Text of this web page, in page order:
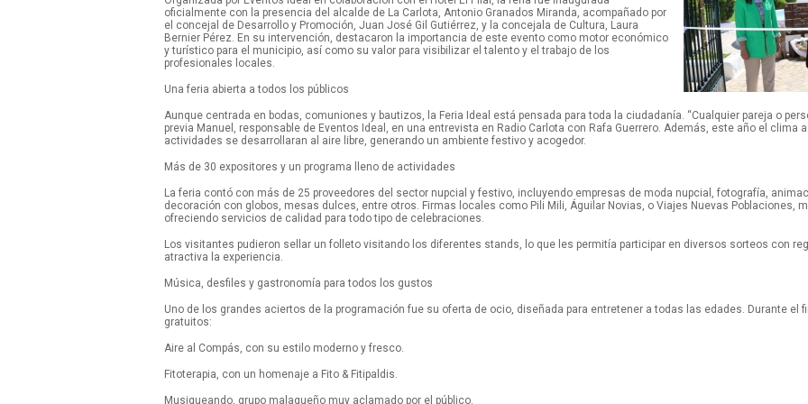
oficialmente con la presencia del alcalde de La Carlota, Antonio Granados Miranda, acompañado por
el concejal de Desarrollo y Promoción, Juan José Gil Gutiérrez, y la concejala de Cultura, Laura
Bernier Pérez. En su intervención, destacaron la importancia de este evento como motor económico
y turístico para el municipio, así como su valor para visibilizar el talento y el trabajo de los
profesionales locales.
Una feria abierta a todos los públicos
Aunque centrada en bodas, comuniones y bautizos, la Feria Ideal está pensada para toda la ciudadanía. “Cualquier pareja o
previa Manuel, responsable de Eventos Ideal, en una entrevista en Radio Carlota con Rafa Guerrero. Además, este año el
actividades se desarrollaran al aire libre, generando un ambiente festivo y acogedor.
Más de 30 expositores y un programa lleno de actividades
La feria contó con más de 25 proveedores del sector nupcial y festivo, incluyendo empresas de moda nupcial, fotografía,
decoración con globos, mesas dulces, entre otros. Firmas locales como Pili Mili, Águilar Novias, o Viajes Nuevas Poblaciones,
ofreciendo servicios de calidad para todo tipo de celebraciones.
Los visitantes pudieron sellar un folleto visitando los diferentes stands, lo que les permitía participar en diversos sorteos con
atractiva la experiencia.
Música, desfiles y gastronomía para todos los gustos
Uno de los grandes aciertos de la programación fue su oferta de ocio, diseñada para entretener a todas las edades. Durante
gratuitos:
Aire al Compás, con su estilo moderno y fresco.
Fitoterapia, con un homenaje a Fito & Fitipaldis.
Musiqueando, grupo malagueño muy aclamado por el público.